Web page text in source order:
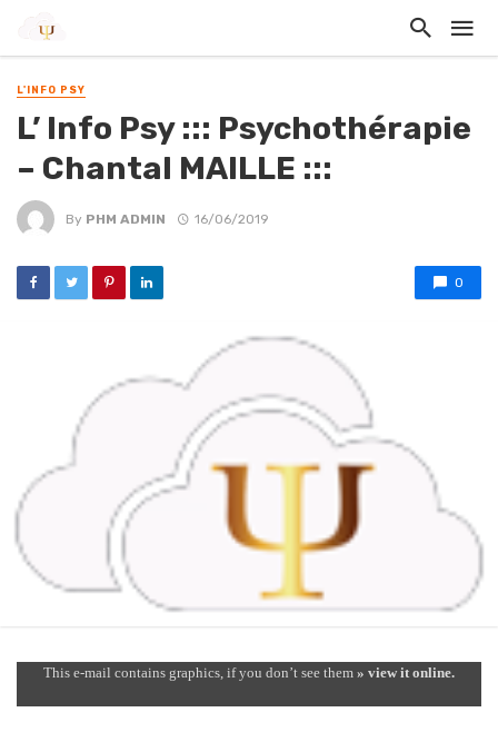
L'INFO PSY
L’ Info Psy ::: Psychothérapie
– Chantal MAILLE :::
By PHM ADMIN 16/06/2019
0
This e-mail contains graphics, if you don’t see them » view it online.